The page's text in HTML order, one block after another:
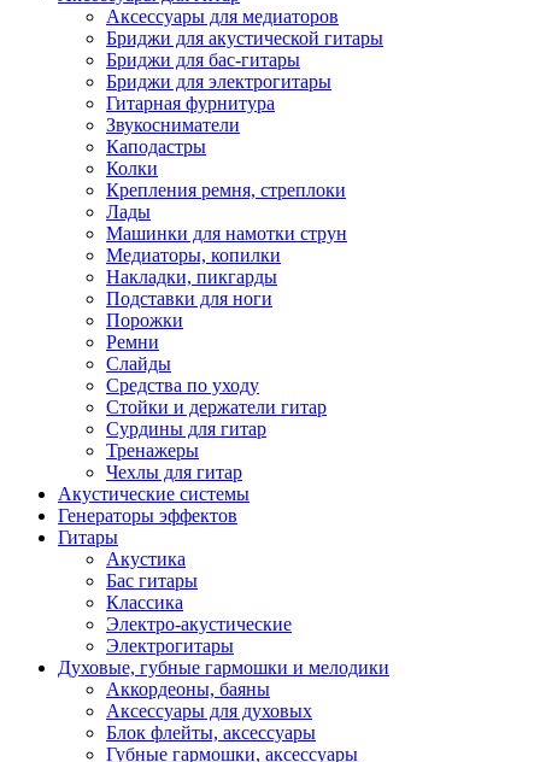
Аксессуары для медиаторов
Бриджи для акустической гитары
Бриджи для бас-гитары
Бриджи для электрогитары
Гитарная фурнитура
Звукосниматели
Каподастры
Колки
Крепления ремня, стреплоки
Лады
Машинки для намотки струн
Медиаторы, копилки
Накладки, пикгарды
Подставки для ноги
Порожки
Ремни
Слайды
Средства по уходу
Стойки и держатели гитар
Сурдины для гитар
Тренажеры
Чехлы для гитар
Акустические системы
Генераторы эффектов
Гитары
Акустика
Бас гитары
Классика
Электро-акустические
Электрогитары
Духовые, губные гармошки и мелодики
Аккордеоны, баяны
Аксессуары для духовых
Блок флейты, аксессуары
Губные гармошки, аксессуары